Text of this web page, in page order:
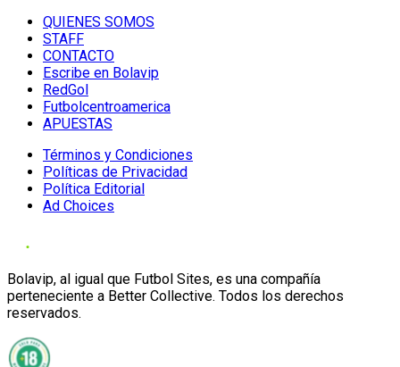
QUIENES SOMOS
STAFF
CONTACTO
Escribe en Bolavip
RedGol
Futbolcentroamerica
APUESTAS
Términos y Condiciones
Políticas de Privacidad
Política Editorial
Ad Choices
Bolavip, al igual que Futbol Sites, es una compañía
perteneciente a Better Collective. Todos los derechos
reservados.